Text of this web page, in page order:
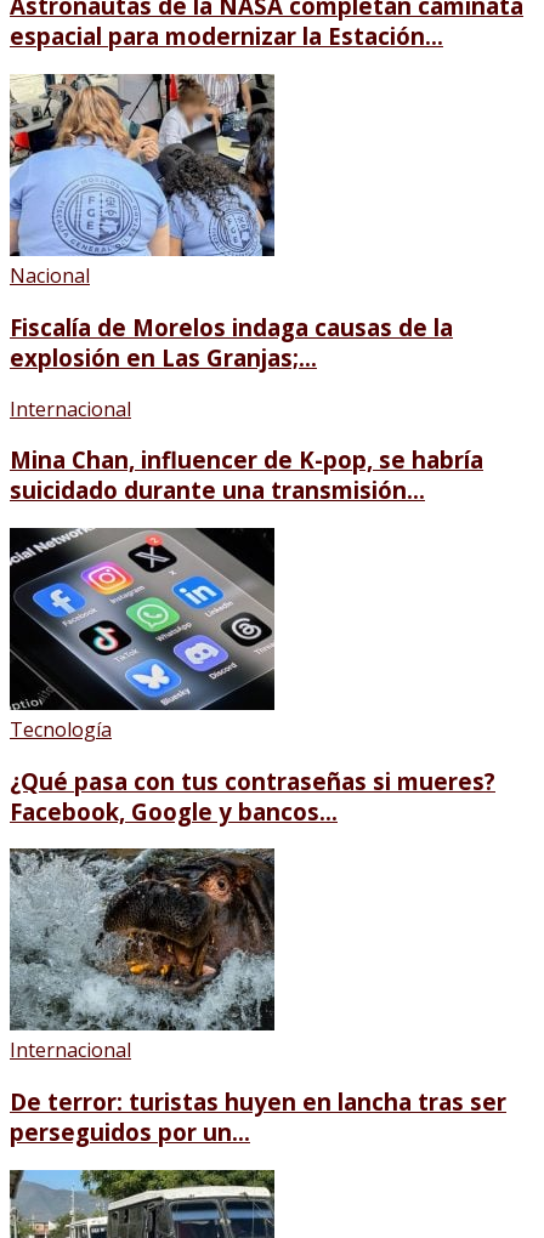
espacial para modernizar la Estación...
Nacional
Fiscalía de Morelos indaga causas de la
explosión en Las Granjas;...
Internacional
Mina Chan, influencer de K-pop, se habría
suicidado durante una transmisión...
Tecnología
¿Qué pasa con tus contraseñas si mueres?
Facebook, Google y bancos...
Internacional
De terror: turistas huyen en lancha tras ser
perseguidos por un...